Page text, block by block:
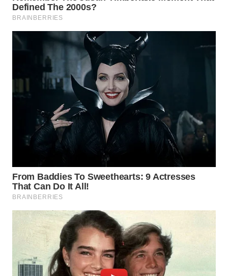
WN DELI
SERDANG
WN
WN
KARAWANG
WN
BEKASI
BOGOR
WN
DEPOK